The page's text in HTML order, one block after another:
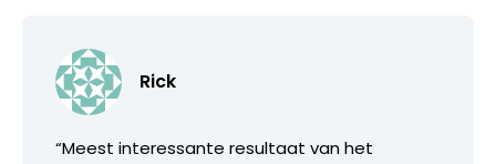
Rick
“Meest interessante resultaat van het